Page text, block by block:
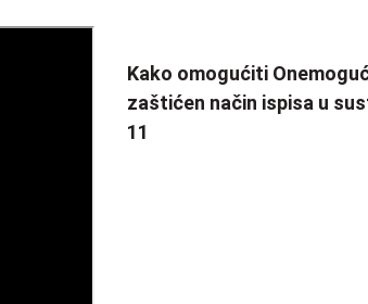
Kako omogućiti
zaštićen način ispisa u
11